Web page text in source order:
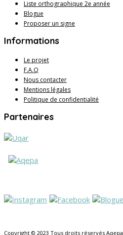
Liste orthographique 2e année
Blogue
Proposer un signe
Informations
Le projet
F.A.Q
Nous contacter
Mentions légales
Politique de confidentialité
Partenaires
Copyright © 2023 Tous droits réservés Aqepa